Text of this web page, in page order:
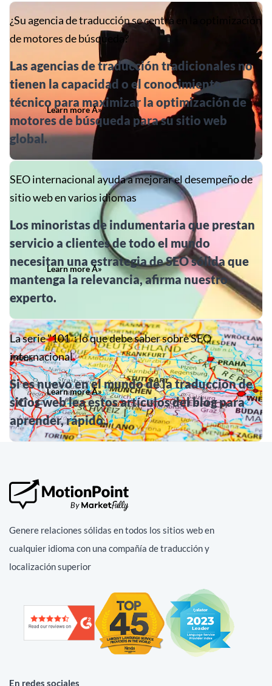
¿Su agencia de traducción se centra en la optimización
de motores de búsqueda?
Las agencias de traducción tradicionales no
tienen la capacidad o el conocimiento
técnico para maximizar la optimización de
motores de búsqueda para su sitio web
global.
Learn more Â»
SEO internacional ayuda a mejorar el desempeño de
sitio web en varios idiomas
Los minoristas de indumentaria que prestan
servicio a clientes de todo el mundo
necesitan una estrategia de SEO sólida que
mantenga la relevancia, afirma nuestro
experto.
Learn more Â»
La serie "101": lo que debe saber sobre SEO
internacional
Si es nuevo en el mundo de la traducción de
sitios web lea estos artículos del blog para
aprender, rápido.
Learn more Â»
Genere relaciones sólidas en todos los sitios web en
cualquier idioma con una compañía de traducción y
localización superior
En redes sociales